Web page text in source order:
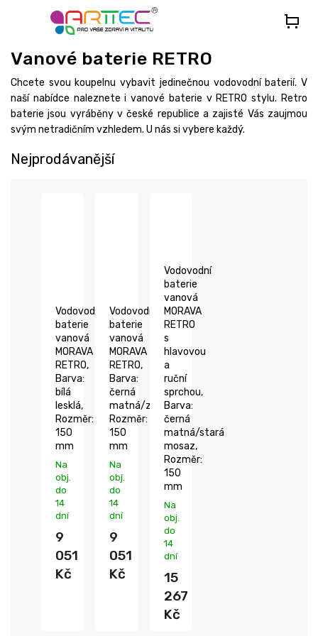
Vanové baterie RETRO
Chcete svou koupelnu vybavit jedinečnou vodovodní baterií. V
naší nabídce naleznete i vanové baterie v RETRO stylu. Retro
baterie jsou vyráběny v české republice a zajisté Vás zaujmou
svým netradičním vzhledem. U nás si vybere každý.
Nejprodávanější
Vodovodní
baterie
vanová
MORAVA
RETRO,
Barva:
bílá
lesklá,
Rozměr:
150
mm
Na
obj.
do
14
dní
9
051
Kč
Vodovodní
baterie
vanová
MORAVA
RETRO,
Barva:
černá
matná/zlato,
Rozměr:
150
mm
Na
obj.
do
14
dní
9
051
Kč
Vodovodní
baterie
vanová
MORAVA
RETRO
s
hlavovou
a
ruční
sprchou,
Barva:
černá
matná/stará
mosaz,
Rozměr:
150
mm
Na
obj.
do
14
dní
15
267
Kč